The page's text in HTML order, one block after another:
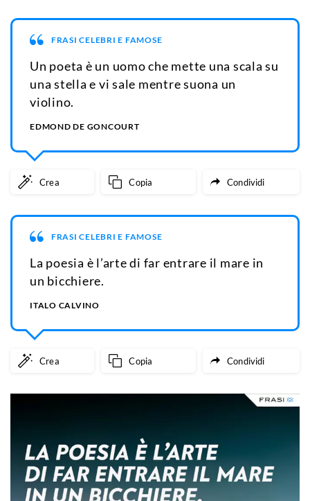
FRASI CELEBRI E FAMOSE
Un poeta è un uomo che mette una scala su
una stella e vi sale mentre suona un
violino.
EDMOND DE GONCOURT
Crea Copia Condividi
FRASI CELEBRI E FAMOSE
La poesia è l’arte di far entrare il mare in
un bicchiere.
ITALO CALVINO
Crea Copia Condividi